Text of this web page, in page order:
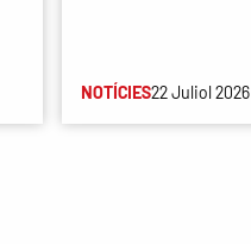
NOTÍCIES22 Juliol 2026